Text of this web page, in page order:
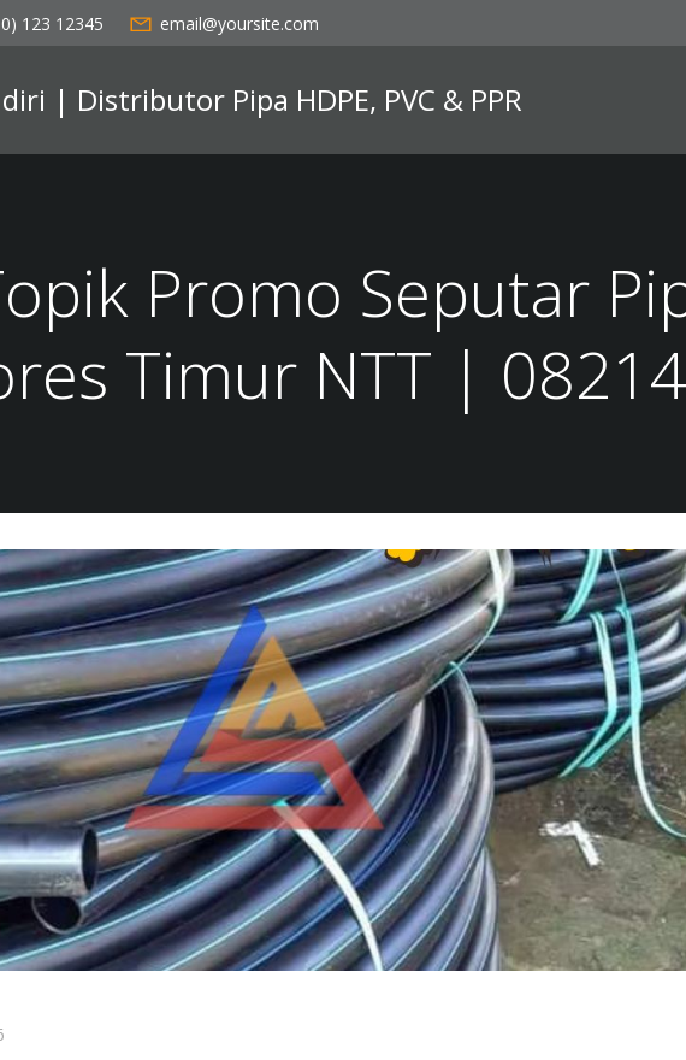
123 12345 email@yoursite.com
| Distributor Pipa HDPE, PVC & PPR
Promo Seputar
Timur NTT |